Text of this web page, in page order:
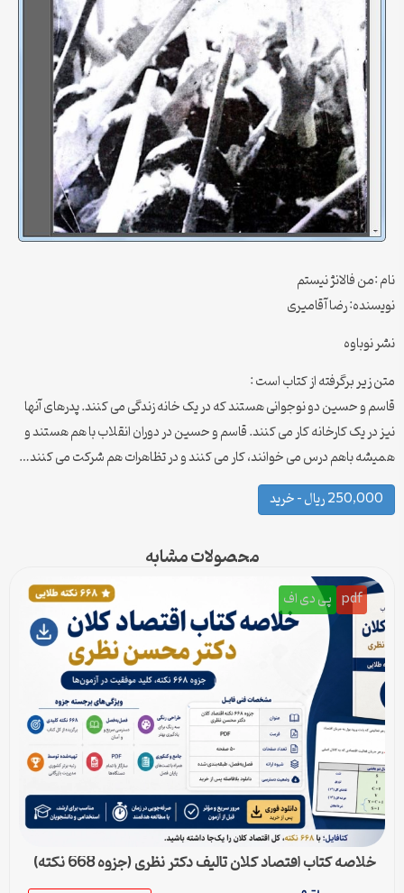
نام :من فالانژ نیستم
نویسنده: رضا آقامیری
نشر نوباوه
متن زیر برگرفته از کتاب است :
قاسم و حسین دو نوجوانی هستند که در یک خانه زندگی می کنند. پدرهای آنها
نیز در یک کارخانه کار می کنند. قاسم و حسین در دوران انقلاب با هم هستند و
همیشه باهم درس می خوانند، کار می کنند و در تظاهرات هم شرکت می کنند…
250,000 ریال – خرید
محصولات مشابه
pdf پی دی اف
خلاصه کتاب اقتصاد کلان تالیف دکتر نظری (جزوه 668 نکته)